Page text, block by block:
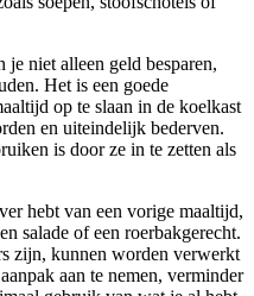
niet alleen geld besparen,
Het is een goede
op te slaan in de koelkast
en uiteindelijk bederven.
is door ze in te zetten als
hebt van een vorige maaltijd,
salade of een roerbakgerecht.
zijn, kunnen worden verwerkt
aan te nemen, verminder